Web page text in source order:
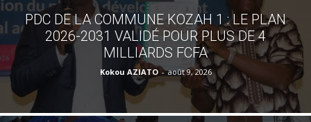
PDC DE LA COMMUNE KOZAH 1 : LE PLAN
2026-2031 VALIDÉ POUR PLUS DE 4
MILLIARDS FCFA
Kokou AZIATO - août 9, 2026